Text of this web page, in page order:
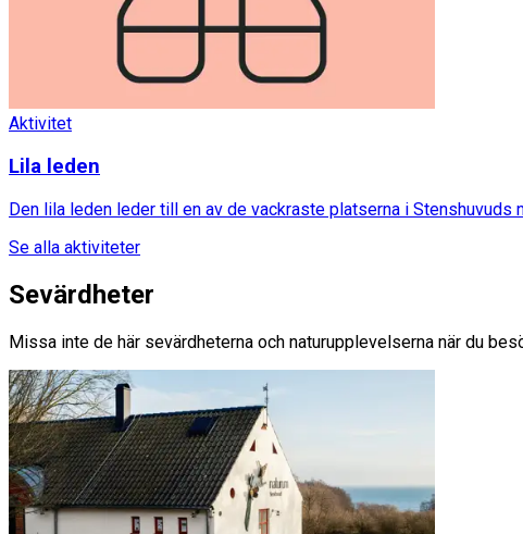
Aktivitet
Lila leden
Den lila leden leder till en av de vackraste platserna i Stenshuvuds
Se alla aktiviteter
Sevärdheter
Missa inte de här sevärdheterna och naturupplevelserna när du